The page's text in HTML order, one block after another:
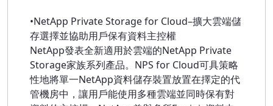
•NetApp Private Storage for Cloud–擴大雲端儲
存選擇並協助用戶保有資料主控權
NetApp發表全新適用於雲端的NetApp Private
Storage家族系列產品。NPS for Cloud可具策略
性地將單一NetApp資料儲存裝置放置在擇定的代
管機房中，讓用戶能使用多種雲端並同時保有對